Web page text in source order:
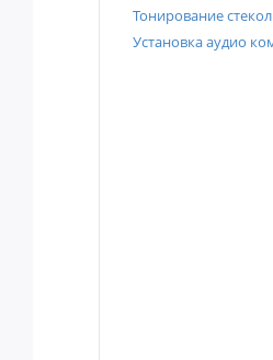
Тонирование
Установка аудио